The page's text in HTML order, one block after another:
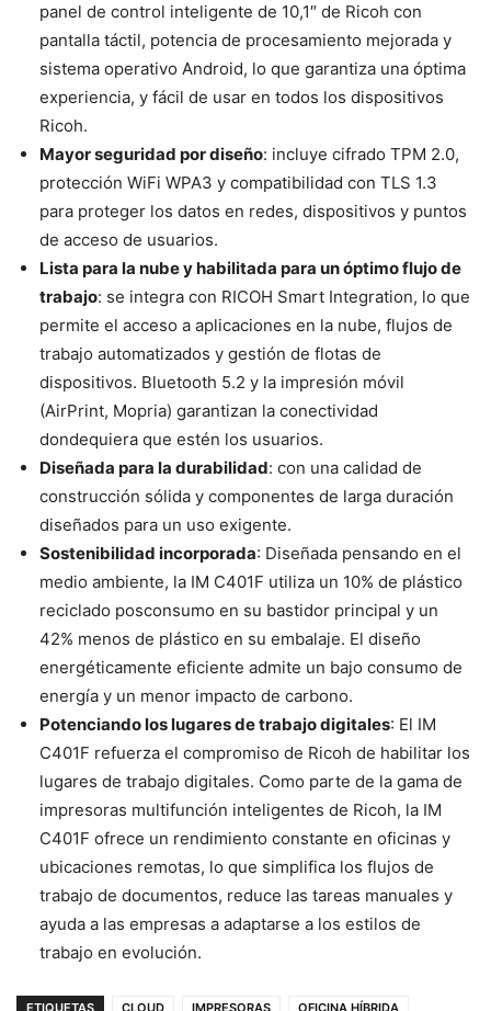
panel de control inteligente de 10,1″ de Ricoh con
pantalla táctil, potencia de procesamiento mejorada y
sistema operativo Android, lo que garantiza una óptima
experiencia, y fácil de usar en todos los dispositivos
Ricoh.
Mayor seguridad por diseño: incluye cifrado TPM 2.0,
protección WiFi WPA3 y compatibilidad con TLS 1.3
para proteger los datos en redes, dispositivos y puntos
de acceso de usuarios.
Lista para la nube y habilitada para un óptimo flujo de
trabajo: se integra con RICOH Smart Integration, lo que
permite el acceso a aplicaciones en la nube, flujos de
trabajo automatizados y gestión de flotas de
dispositivos. Bluetooth 5.2 y la impresión móvil
(AirPrint, Mopria) garantizan la conectividad
dondequiera que estén los usuarios.
Diseñada para la durabilidad: con una calidad de
construcción sólida y componentes de larga duración
diseñados para un uso exigente.
Sostenibilidad incorporada: Diseñada pensando en el
medio ambiente, la IM C401F utiliza un 10% de plástico
reciclado posconsumo en su bastidor principal y un
42% menos de plástico en su embalaje. El diseño
energéticamente eficiente admite un bajo consumo de
energía y un menor impacto de carbono.
Potenciando los lugares de trabajo digitales: El IM
C401F refuerza el compromiso de Ricoh de habilitar los
lugares de trabajo digitales. Como parte de la gama de
impresoras multifunción inteligentes de Ricoh, la IM
C401F ofrece un rendimiento constante en oficinas y
ubicaciones remotas, lo que simplifica los flujos de
trabajo de documentos, reduce las tareas manuales y
ayuda a las empresas a adaptarse a los estilos de
trabajo en evolución.